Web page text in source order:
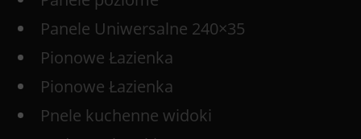
Panele Uniwersalne 240×35
Pionowe Łazienka
Pionowe Łazienka
Pnele kuchenne widoki